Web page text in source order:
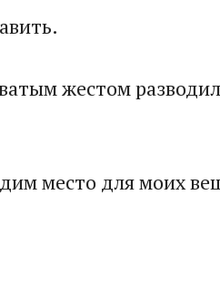
жестом
место для моих